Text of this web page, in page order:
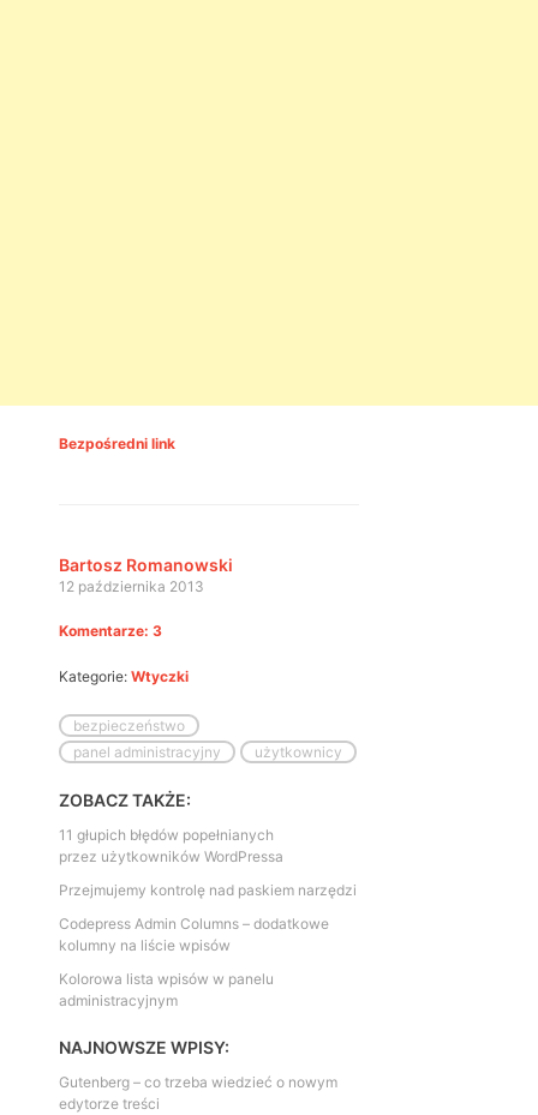
Bezpośredni link
Bartosz Romanowski
12 października 2013
Komentarze: 3
Kategorie: Wtyczki
bezpieczeństwo
panel administracyjny
użytkownicy
ZOBACZ TAKŻE:
11 głupich błędów popełnianych
przez użytkowników WordPressa
Przejmujemy kontrolę nad paskiem narzędzi
Codepress Admin Columns – dodatkowe
kolumny na liście wpisów
Kolorowa lista wpisów w panelu
administracyjnym
NAJNOWSZE WPISY:
Gutenberg – co trzeba wiedzieć o nowym
edytorze treści